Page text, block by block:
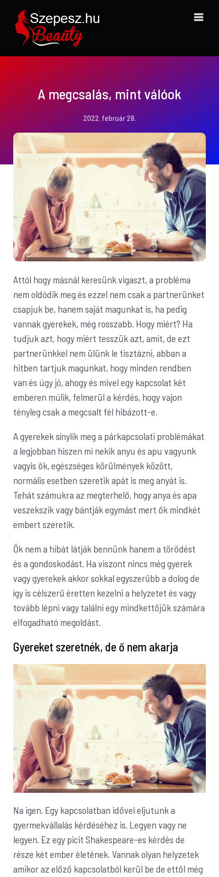
Kihagyás
A megcsalás, mint válóok
2022. február 28.
Attól hogy másnál keresünk vigaszt, a probléma
nem oldódik meg és ezzel nem csak a partnerünket
csapjuk be, hanem saját magunkat is, ha pedig
vannak gyerekek, még rosszabb. Hogy miért? Ha
tudjuk azt, hogy miért tesszük azt, amit, de ezt
partnerünkkel nem ülünk le tisztázni, abban a
hitben tartjuk magunkat, hogy minden rendben
van és úgy jó, ahogy és mivel egy kapcsolat két
emberen múlik, felmerül a kérdés, hogy vajon
tényleg csak a megcsalt fél hibázott-e.
A gyerekek sínylik meg a párkapcsolati problémákat
a legjobban hiszen mi nekik anyu és apu vagyunk
vagyis ők, egészséges körülmények között,
normális esetben szeretik apát is meg anyát is.
Tehát számukra az megterhelő, hogy anya és apa
veszekszik vagy bántják egymást mert ők mindkét
embert szeretik.
Ők nem a hibát látják bennünk hanem a törődést
és a gondoskodást. Ha viszont nincs még gyerek
vagy gyerekek akkor sokkal egyszerűbb a dolog de
így is célszerű éretten kezelni a helyzetet és vagy
tovább lépni vagy találni egy mindkettőjük számára
elfogadható megoldást.
Gyereket szeretnék, de ő nem akarja
Na igen. Egy kapcsolatban idővel eljutunk a
gyermekvállalás kérdéséhez is. Legyen vagy ne
legyen. Ez egy picit Shakespeare-es kérdés de
része két ember életének. Vannak olyan helyzetek
amikor az előző kapcsolatból kerül be de ettől még